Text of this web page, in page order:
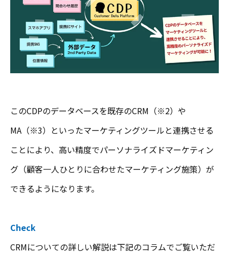
このCDPのデータベースを既存のCRM（※2）や
MA（※3）といったマーケティングツールと連携させる
ことにより、高い精度でパーソナライズドマーケティン
グ（顧客一人ひとりに合わせたマーケティング施策）が
できるようになります。
Check
CRMについての詳しい解説は下記のコラムでご覧いただ